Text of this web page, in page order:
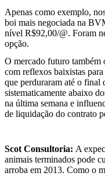
Apenas como exemplo,
boi mais negociada na
nível R$92,00/@. Foram
opção.
O mercado futuro também
com reflexos baixistas
que perduraram até o final
sistematicamente abaixo
na última semana e
de liquidação do contrato
Scot Consultoria: A
animais terminados pode
arroba em 2013. Como o